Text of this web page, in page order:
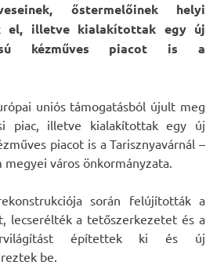
őstermelőinek helyi
el, illetve kialakítottak egy új
kézműves piacot is a
uniós támogatásból újult meg
piac, illetve kialakítottak egy új
piacot is a Tarisznyavárnál –
megyei város önkormányzata.
során felújították a
lecserélték a tetőszerkezetet és a
építettek ki és új
be.